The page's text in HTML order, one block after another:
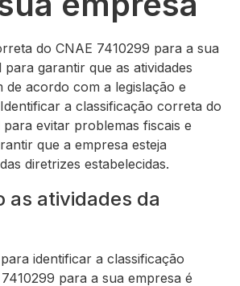
do CNAE 7410299 para a sua
garantir que as atividades
de acordo com a legislação e
a classificação correta do
para evitar problemas fiscais e
que a empresa esteja
diretrizes estabelecidas.
as atividades da
identificar a classificação
para a sua empresa é